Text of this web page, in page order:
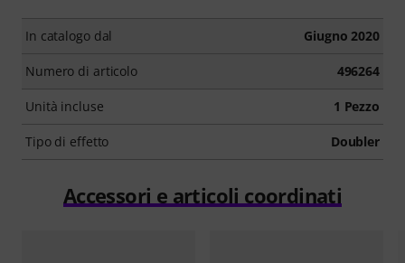
In catalogo dal Giugno 2020
Numero di articolo 496264
Unità incluse 1 Pezzo
Tipo di effetto Doubler
Accessori e articoli coordinati